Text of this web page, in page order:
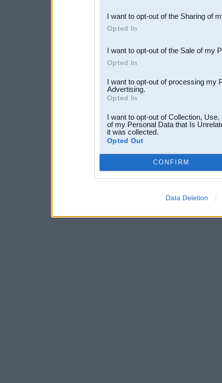
Downstream Participants
third parties.
I want to opt-out of the Sharing of
Opted In
I want to opt-out of the Sale of my
Opted In
I want to opt-out of processing my
Advertising.
Opted In
I want to opt-out of Collection,
of my Personal Data that Is
it was collected.
Opted Out
CONFIRM
Data Deletion